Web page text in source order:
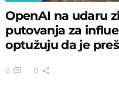
OpenAI na udaru
putovanja za
optužuju da je
0 0